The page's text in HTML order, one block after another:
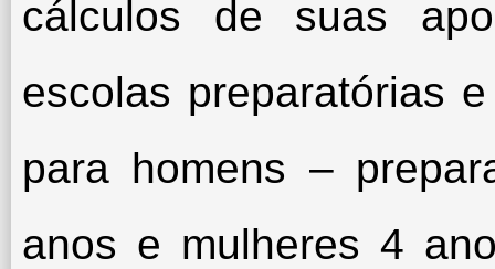
cálculos de suas
escolas preparatórias
para homens –
anos e mulheres 4